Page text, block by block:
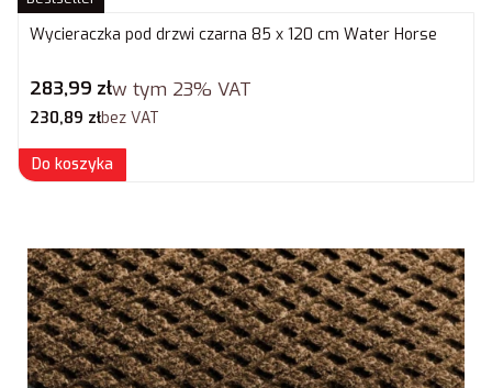
Wycieraczka pod drzwi czarna 85 x 120 cm Water Horse
Cena brutto
283,99 złw tym 23% VAT
Cena netto
230,89 złbez VAT
Do koszyka